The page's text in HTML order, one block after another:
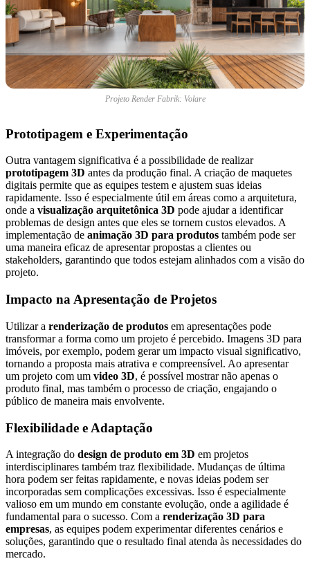
Projeto Render Fabrik: Volare
Prototipagem e Experimentação
Outra vantagem significativa é a possibilidade de realizar
prototipagem 3D antes da produção final. A criação de maquetes
digitais permite que as equipes testem e ajustem suas ideias
rapidamente. Isso é especialmente útil em áreas como a arquitetura,
onde a visualização arquitetônica 3D pode ajudar a identificar
problemas de design antes que eles se tornem custos elevados. A
implementação de animação 3D para produtos também pode ser
uma maneira eficaz de apresentar propostas a clientes ou
stakeholders, garantindo que todos estejam alinhados com a visão do
projeto.
Impacto na Apresentação de Projetos
Utilizar a renderização de produtos em apresentações pode
transformar a forma como um projeto é percebido. Imagens 3D para
imóveis, por exemplo, podem gerar um impacto visual significativo,
tornando a proposta mais atrativa e compreensível. Ao apresentar
um projeto com um video 3D, é possível mostrar não apenas o
produto final, mas também o processo de criação, engajando o
público de maneira mais envolvente.
Flexibilidade e Adaptação
A integração do design de produto em 3D em projetos
interdisciplinares também traz flexibilidade. Mudanças de última
hora podem ser feitas rapidamente, e novas ideias podem ser
incorporadas sem complicações excessivas. Isso é especialmente
valioso em um mundo em constante evolução, onde a agilidade é
fundamental para o sucesso. Com a renderização 3D para
empresas, as equipes podem experimentar diferentes cenários e
soluções, garantindo que o resultado final atenda às necessidades do
mercado.